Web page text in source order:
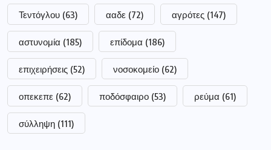
Τεντόγλου (63) ααδε (72) αγρότες (147)
αστυνομία (185) επίδομα (186)
επιχειρήσεις (52) νοσοκομείο (62)
οπεκεπε (62) ποδόσφαιρο (53) ρεύμα (61)
σύλληψη (111)